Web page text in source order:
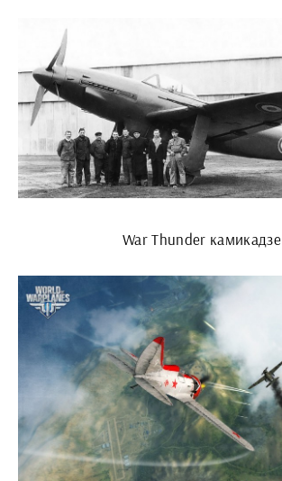
War Thunder камикадзе